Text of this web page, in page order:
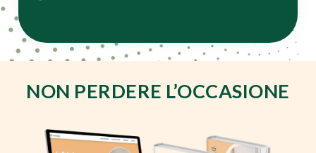
NON PERDERE L’OCCASIONE